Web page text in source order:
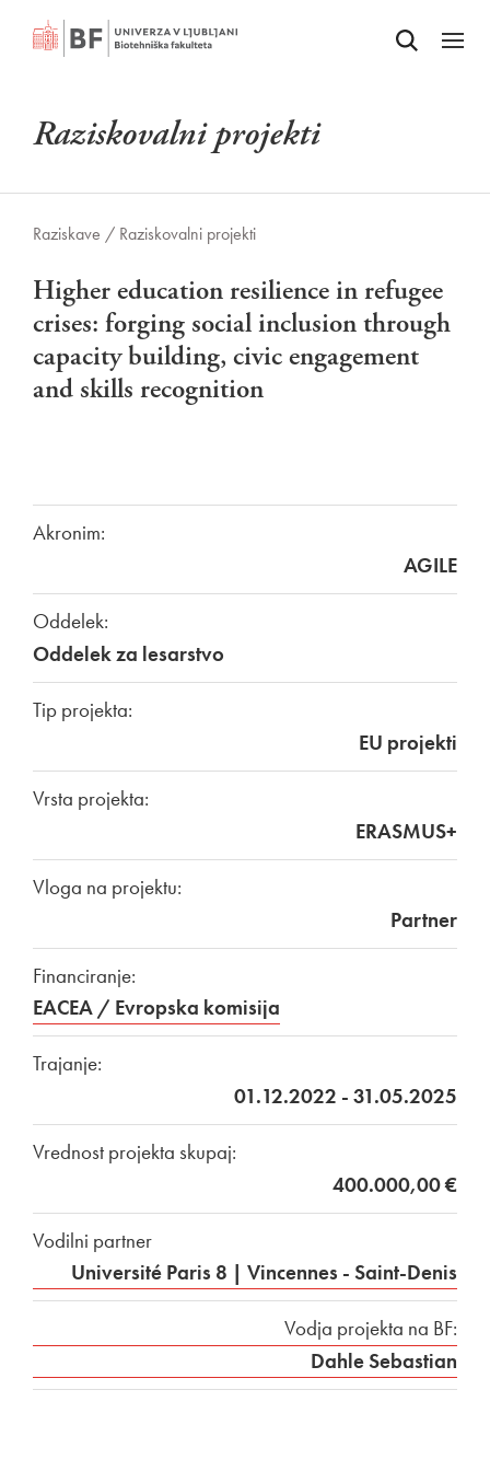
Odpri iskalnik
Odpri
Raziskovalni projekti
Raziskave / Raziskovalni projekti
Higher education resilience in refugee
crises: forging social inclusion through
capacity building, civic engagement
and skills recognition
Akronim:
AGILE
Oddelek:
Oddelek za lesarstvo
Tip projekta:
EU projekti
Vrsta projekta:
ERASMUS+
Vloga na projektu:
Partner
Financiranje:
EACEA / Evropska komisija
Trajanje:
01.12.2022 - 31.05.2025
Vrednost projekta skupaj:
400.000,00 €
Vodilni partner
Université Paris 8 | Vincennes - Saint-Denis
Vodja projekta na BF:
Dahle Sebastian